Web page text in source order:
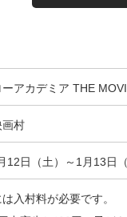
アカデミア THE
画村
12日（土）～1月13日（
入村料が必要です。